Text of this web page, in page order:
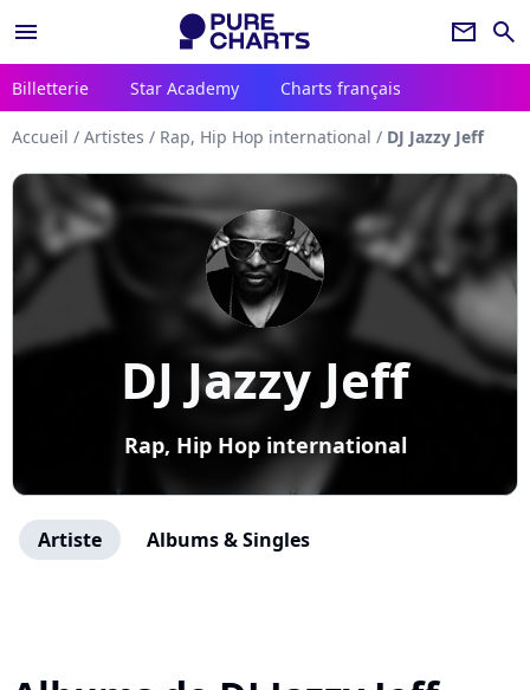
menu newsletter search
Billetterie Star Academy Charts français
Accueil / Artistes / Rap, Hip Hop international / DJ Jazzy Jeff
DJ Jazzy Jeff
Rap, Hip Hop international
Artiste Albums & Singles